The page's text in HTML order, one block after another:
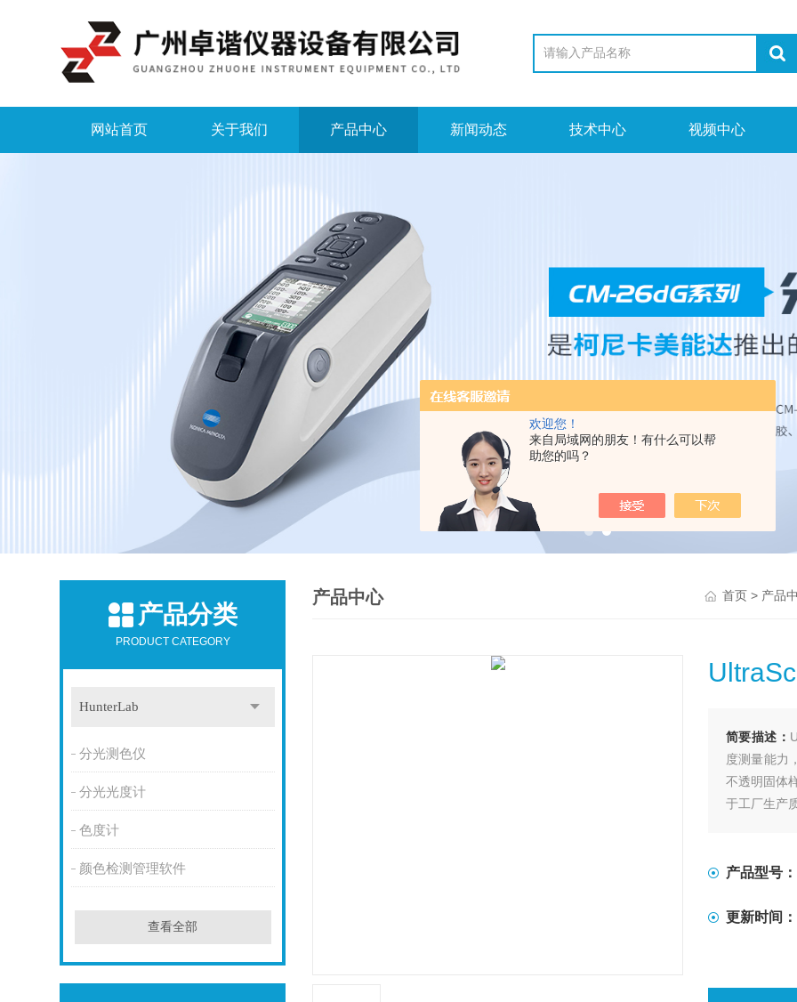
欢迎您！
来自局域网的朋友！有什么可以帮
助您的吗？
网站首页 关于我们 产品中心 新闻动态 技术中心 视频中心
产品分类
PRODUCT CATEGORY
HunterLab
分光测色仪
分光光度计
色度计
颜色检测管理软件
查看全部
产品中心 首页> 产品
简要描述：
度测量能力
不透明固体
于工厂生产
产品型号：
更新时间：